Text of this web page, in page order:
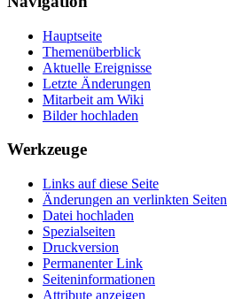
Hauptseite
Themenüberblick
Aktuelle Ereignisse
Letzte Änderungen
Mitarbeit am Wiki
Bilder hochladen
Werkzeuge
Links auf diese Seite
Änderungen an verlinkten Seiten
Datei hochladen
Spezialseiten
Druckversion
Permanenter Link
Seiten­informationen
Attribute anzeigen